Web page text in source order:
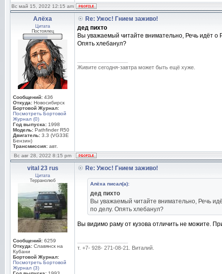
Вс май 15, 2022 12:15 am
Алёха
Цитата
Постоялец
Сообщений: 436
Откуда: Новосибирск
Бортовой Журнал:
Посмотреть Бортовой
Журнал (0)
Год выпуска: 1998
Модель: Pathfinder R50
Двигатель: 3.3 (VG33E
Бензин)
Трансмиссия: авт.
Re: Ужос! Гнием заживо!
дед пихто
Вы уважаемый читайте внимательно, Речь идёт о
Опять хлебанул?
Живите сегодня-завтра может быть ещё хуже.
Вс авг 28, 2022 8:15 pm
vital 23 rus
Цитата
Терранолюб
Сообщений: 6259
Откуда: Славянск на
Кубани
Бортовой Журнал:
Посмотреть Бортовой
Журнал (3)
Re: Ужос! Гнием заживо!
Алёха писал(а):
дед пихто
Вы уважаемый читайте внимательно, Речь
по делу. Опять хлебанул?
Вы видимо раму от кузова отличить не можите.
т. +7- 928- 271-08-21. Виталий.